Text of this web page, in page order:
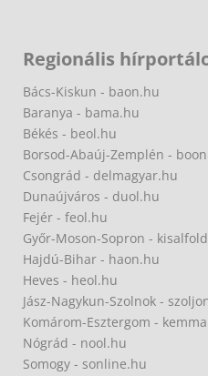
Regionális
Bács-Kiskun - baon.hu
Baranya - bama.hu
Békés - beol.hu
Borsod-Abaúj-Zemplén -
Csongrád - delmagyar.hu
Dunaújváros - duol.hu
Fejér - feol.hu
Győr-Moson-Sopron -
Hajdú-Bihar - haon.hu
Heves - heol.hu
Jász-Nagykun-Szolnok -
Komárom-Esztergom -
Nógrád - nool.hu
Somogy - sonline.hu